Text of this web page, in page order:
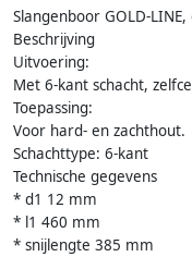
Slangenboor GOLD-
Beschrijving
Uitvoering:
Met 6-kant schacht,
Toepassing:
Voor hard- en zachthout.
Schachttype: 6-kant
Technische gegevens
* d1 12 mm
* l1 460 mm
* snijlengte 385 mm